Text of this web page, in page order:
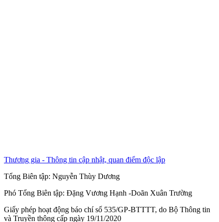
Thương gia - Thông tin cập nhật, quan điểm độc lập
Tổng Biên tập: Nguyễn Thùy Dương
Phó Tổng Biên tập: Đặng Vương Hạnh -Doãn Xuân Trường
Giấy phép hoạt động báo chí số 535/GP-BTTTT, do Bộ Thông tin
và Truyền thông cấp ngày 19/11/2020